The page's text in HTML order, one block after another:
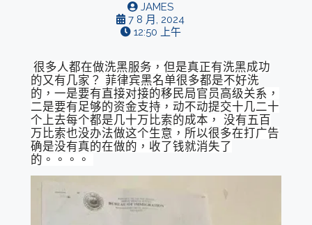
JAMES
7 8 月, 2024
12:50 上午
很多人都在做洗黑服务，但是真正有洗黑成功
的又有几家？ 菲律宾黑名单很多都是不好洗
的，一是要有直接对接的移民局官员高级关系，
二是要有足够的资金支持，动不动提交十几二十
个上去每个都是几十万比索的成本， 没有五百
万比索也没办法做这个生意，所以很多在打广告
确是没有真的在做的，收了钱就消失了
的。。。。